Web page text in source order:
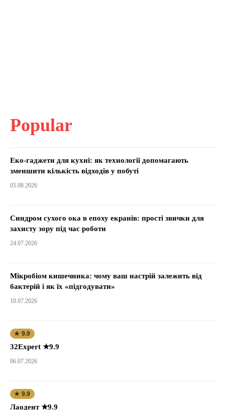
Popular
Еко-гаджети для кухні: як технології допомагають
зменшити кількість відходів у побуті
05.08.2026
Синдром сухого ока в епоху екранів: прості звички для
захисту зору під час роботи
24.07.2026
Мікробіом кишечника: чому ваш настрій залежить від
бактерій і як їх «підгодувати»
10.07.2026
★ 9.9
32Expert ★9.9
06.07.2026
★ 9.9
Лаодент ★9.9